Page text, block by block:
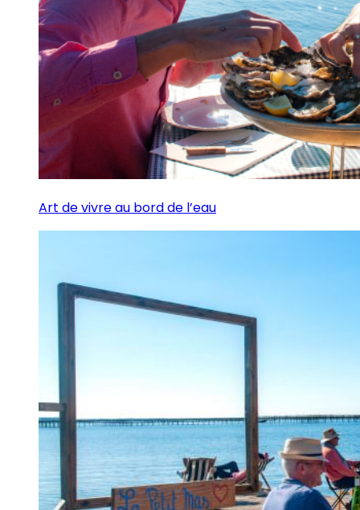
Art de vivre au bord de l’eau